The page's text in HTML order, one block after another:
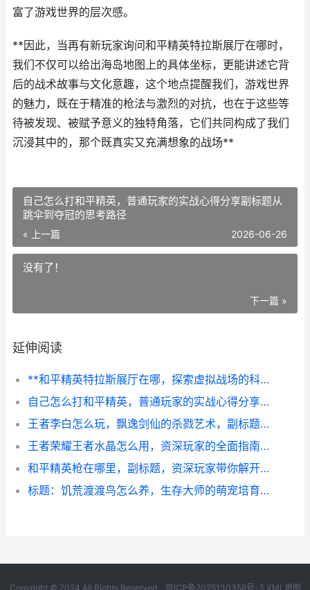
富了游戏世界的层次感。
**因此，当再有新玩家询问和平精英特拉斯展厅在哪时，
我们不仅可以给出海岛地图上的具体坐标，更能讲述它背
后的战术故事与文化意趣，这个地点提醒我们，游戏世界
的魅力，既在于精准的枪法与激烈的对抗，也在于这些等
待被发现、被赋予意义的独特角落，它们共同构成了我们
沉浸其中的，那个既真实又充满想象的战场**
自己怎么打和平精英，普通玩家的实战心得分享副标题从
跳伞到夺冠的思考路径
« 上一篇 2026-06-26
没有了！
下一篇 »
延伸阅读
**和平精英特拉斯展厅在哪，探索虚拟战场的科技地标**
自己怎么打和平精英，普通玩家的实战心得分享副标题从跳伞到夺冠的思考路径
王者李白怎么玩，飘逸剑仙的杀戮艺术，副标题，月下无限连的刺客之道
王者荣耀王者水晶怎么用，资深玩家的全面指南，副标题：从兑换策略到高阶技巧全解析
和平精英枪在哪里，副标题，资深玩家带你解开资源迷雾
标题：饥荒渡渡鸟怎么养，生存大师的萌宠培育指南副标题：从驯化到繁衍的完整攻略
Copyright © 2024 All Rights Reserved. 京ICP备2025130358号-3 XML地图